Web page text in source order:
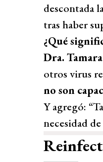
descontada
tras haber
¿Qué
Dra.
otros virus
no son
Y agregó:
necesidad